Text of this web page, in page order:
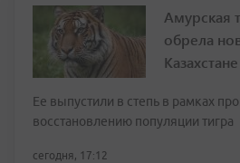
Амурская
обрела
Казахстане
Ее выпустили в степь в рамках
восстановлению популяции тигра
сегодня, 17:12